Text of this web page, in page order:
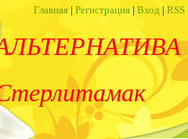
Главная | Регистрация | Вход | RSS